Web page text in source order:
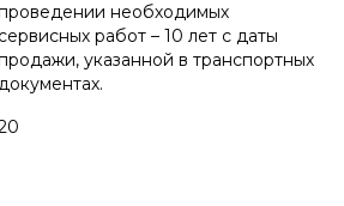
необходимых
сервисных работ – 10 лет с даты
указанной в транспортных
документах.